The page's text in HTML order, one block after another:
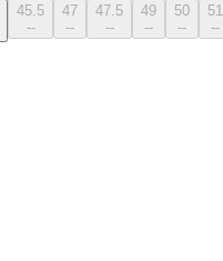
45.5
--
47
--
47.5
--
49
--
50
--
51
--